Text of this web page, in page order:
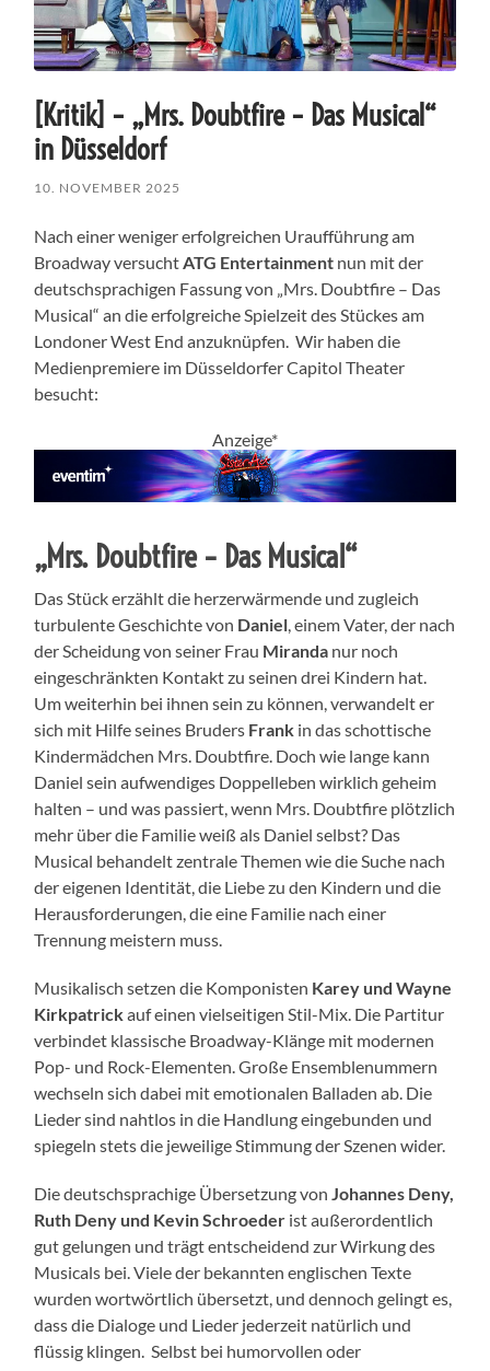
[Kritik] – „Mrs. Doubtfire – Das Musical“
in Düsseldorf
10. NOVEMBER 2025
Nach einer weniger erfolgreichen Uraufführung am
Broadway versuchtATG Entertainment nun mit der
deutschsprachigen Fassung von „Mrs. Doubtfire – Das
Musical“ an die erfolgreiche Spielzeit des Stückes am
Londoner West End anzuknüpfen. Wir haben die
Medienpremiere im Düsseldorfer Capitol Theater
besucht:
Anzeige*
„Mrs. Doubtfire – Das Musical“
Das Stück erzählt die herzerwärmende und zugleich
turbulente Geschichte von Daniel , einem Vater, der nach
der Scheidung von seiner Frau Miranda nur noch
eingeschränkten Kontakt zu seinen drei Kindern hat.
Um weiterhin bei ihnen sein zu können, verwandelt er
sich mit Hilfe seines Bruders Frank in das schottische
Kindermädchen Mrs. Doubtfire. Doch wie lange kann
Daniel sein aufwendiges Doppelleben wirklich geheim
halten – und was passiert, wenn Mrs. Doubtfire plötzlich
mehr über die Familie weiß als Daniel selbst? Das
Musical behandelt zentrale Themen wie die Suche nach
der eigenen Identität, die Liebe zu den Kindern und die
Herausforderungen, die eine Familie nach einer
Trennung meistern muss.
Musikalisch setzen die Komponisten Karey und Wayne
Kirkpatrickauf einen vielseitigen Stil-Mix. Die Partitur
verbindet klassische Broadway-Klänge mit modernen
Pop- und Rock-Elementen. Große Ensemblenummern
wechseln sich dabei mit emotionalen Balladen ab. Die
Lieder sind nahtlos in die Handlung eingebunden und
spiegeln stets die jeweilige Stimmung der Szenen wider.
Die deutschsprachige Übersetzung von Johannes Deny,
Ruth Deny und Kevin Schroeder ist außerordentlich
gut gelungen und trägt entscheidend zur Wirkung des
Musicals bei. Viele der bekannten englischen Texte
wurden wortwörtlich übersetzt, und dennoch gelingt es,
dass die Dialoge und Lieder jederzeit natürlich und
flüssig klingen. Selbst bei humorvollen oder